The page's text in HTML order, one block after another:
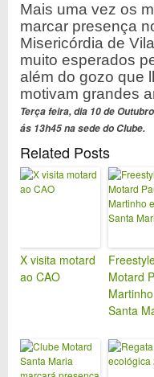
Mais uma vez os
marcar presença
Misericórdia de
muito esperados
além do gozo que
motivam grandes
Terça feira, dia 10 de
ás 13h45 na sede do Clube.
Related Posts
X visita motard
ao CAO
Motard
Santa